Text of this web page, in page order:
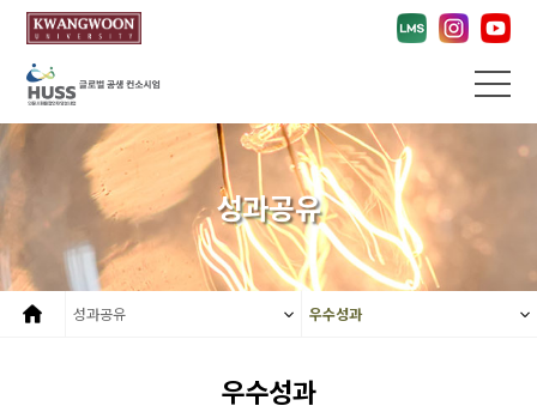
성과공유
성과공유 우수성과
우수성과